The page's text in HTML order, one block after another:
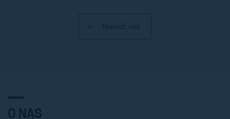
Naloži več
O NAS